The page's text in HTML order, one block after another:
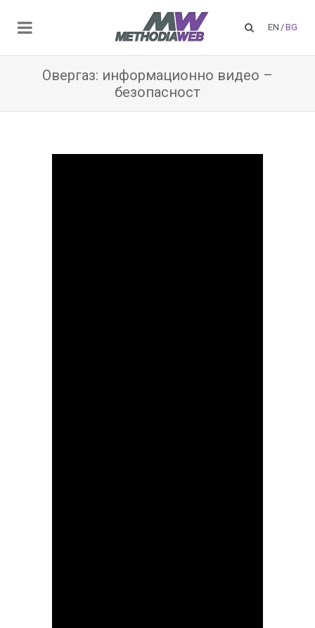
EN /BG
Овергаз: информационно видео –
безопасност